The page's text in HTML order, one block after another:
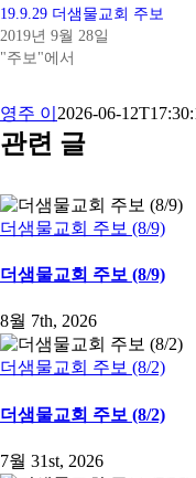
19.9.29 더샘물교회 주보
2019년 9월 28일
"주보"에서
영주 이 2026-06-
관련 글
더샘물교회 주보 (8/9)
더샘물교회 주보 (8/9)
8월 7th, 2026
더샘물교회 주보 (8/2)
더샘물교회 주보 (8/2)
7월 31st, 2026